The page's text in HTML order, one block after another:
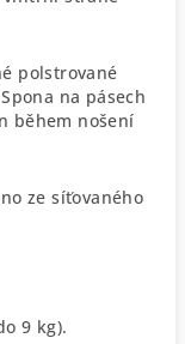
polstrované
na pásech
během nošení
ze síťovaného
9 kg).